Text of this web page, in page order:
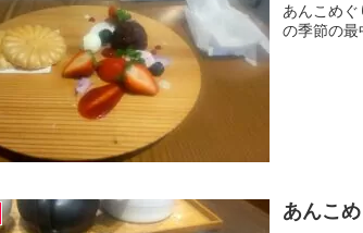
あんこめ
の季節の最
あんこ